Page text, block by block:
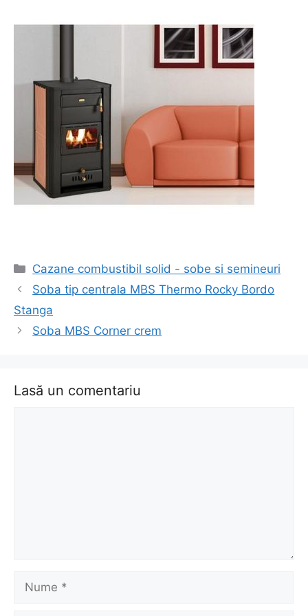
Categorii
Cazane combustibil solid - sobe si semineuri
Navigare
în
articol
Soba tip centrala MBS Thermo Rocky Bordo
Stanga
Soba MBS Corner crem
Lasă un comentariu
Nume